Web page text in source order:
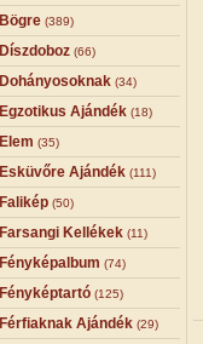
Bögre (389)
Díszdoboz (66)
Dohányosoknak (34)
Egzotikus Ajándék (18)
Elem (35)
Esküvőre Ajándék (111)
Falikép (50)
Farsangi Kellékek (11)
Fényképalbum (74)
Fényképtartó (125)
Férfiaknak Ajándék (29)